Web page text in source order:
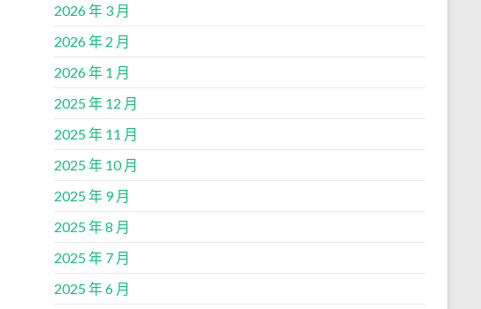
2026 年 3 月
2026 年 2 月
2026 年 1 月
2025 年 12 月
2025 年 11 月
2025 年 10 月
2025 年 9 月
2025 年 8 月
2025 年 7 月
2025 年 6 月